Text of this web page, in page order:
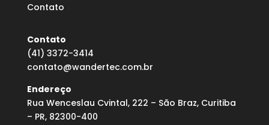
Contato
Contato
(41) 3372-3414
contato@wandertec.com.br
Endereço
Rua Wenceslau Cvintal, 222 – São Braz, Curitiba
– PR, 82300-400